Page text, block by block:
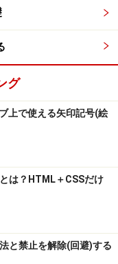
グ
上で使える矢印記号(絵
は？HTML＋CSSだけ
と禁止を解除(回避)する